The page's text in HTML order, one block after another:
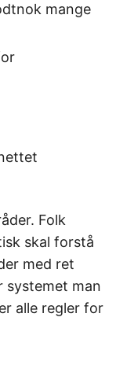
mange
Folk
skal forstå
med ret
systemet man
alle regler for